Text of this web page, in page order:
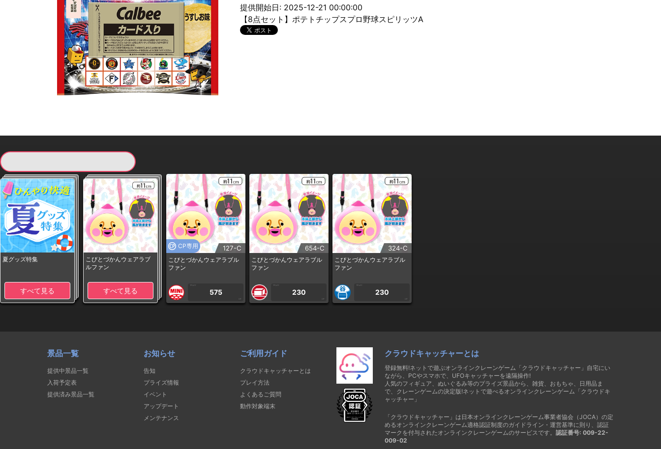
提供開始日: 2025-12-21 00:00:00
【8点セット】ポテトチップスプロ野球スピリッツA
夏グッズ特集
すべて見る
こびとづかんウェアラブ
ルファン
すべて見る
CP専用 127-C
こびとづかんウェアラブル
ファン
1PLAY
575
CP
654-C
こびとづかんウェアラブル
ファン
1PLAY
230
CP
324-C
こびとづかんウェアラブル
ファン
1PLAY
230
CP
景品一覧
提供中景品一覧
入荷予定表
提供済み景品一覧
お知らせ
告知
プライズ情報
イベント
アップデート
メンテナンス
ご利用ガイド
クラウドキャッチャーとは
プレイ方法
よくあるご質問
動作対象端末
クラウドキャッチャーとは
登録無料!ネットで遊ぶオンラインクレーンゲーム「クラウドキャッチャー」自宅にい
ながら、PCやスマホで、UFOキャッチャーを遠隔操作!
人気のフィギュア、ぬいぐるみ等のプライズ景品から、雑貨、おもちゃ、日用品ま
で、クレーンゲームの決定版!ネットで遊べるオンラインクレーンゲーム「クラウドキ
ャッチャー」
「クラウドキャッチャー」は日本オンラインクレーンゲーム事業者協会（JOCA）の定
めるオンラインクレーンゲーム適格認証制度のガイドライン・運営基準に則り、認証
マークを付与されたオンラインクレーンゲームのサービスです。 認証番号: 009-22-
009-02